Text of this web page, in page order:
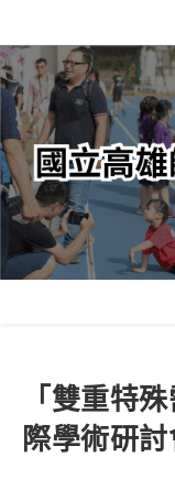
轉
至
主
內
容
「雙重特
際學術研